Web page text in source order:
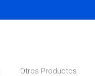
Otros Productos